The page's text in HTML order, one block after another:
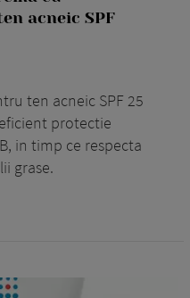
acneic SPF
ten acneic SPF 25
protectie
in timp ce respecta
grase.